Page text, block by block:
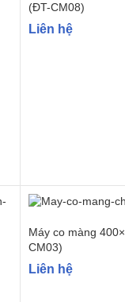
(ĐT-CM08)
Liên hệ
Máy co màng
CM03)
Liên hệ